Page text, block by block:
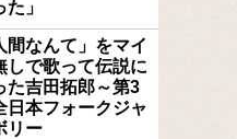
」
間なんて」をマイ
しで歌って伝説に
た吉田拓郎～第3
日本フォークジャ
リー